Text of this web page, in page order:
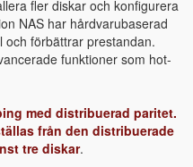
fler diskar och konfigurera
NAS har hårdvarubaserad
och förbättrar prestandan.
funktioner som hot-
med distribuerad paritet.
från den distribuerade
tre diskar.